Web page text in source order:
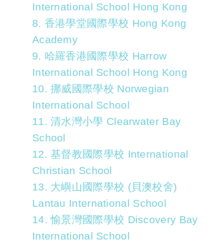
International School Hong Kong
8. 香港學堂國際學校 Hong Kong
Academy
9. 哈羅香港國際學校 Harrow
International School Hong Kong
10. 挪威國際學校 Norwegian
International School
11. 清水灣小學 Clearwater Bay
School
12. 基督教國際學校 International
Christian School
13. 大嶼山國際學校 (貝澳校舍)
Lantau International School
14. 愉景灣國際學校 Discovery Bay
International School